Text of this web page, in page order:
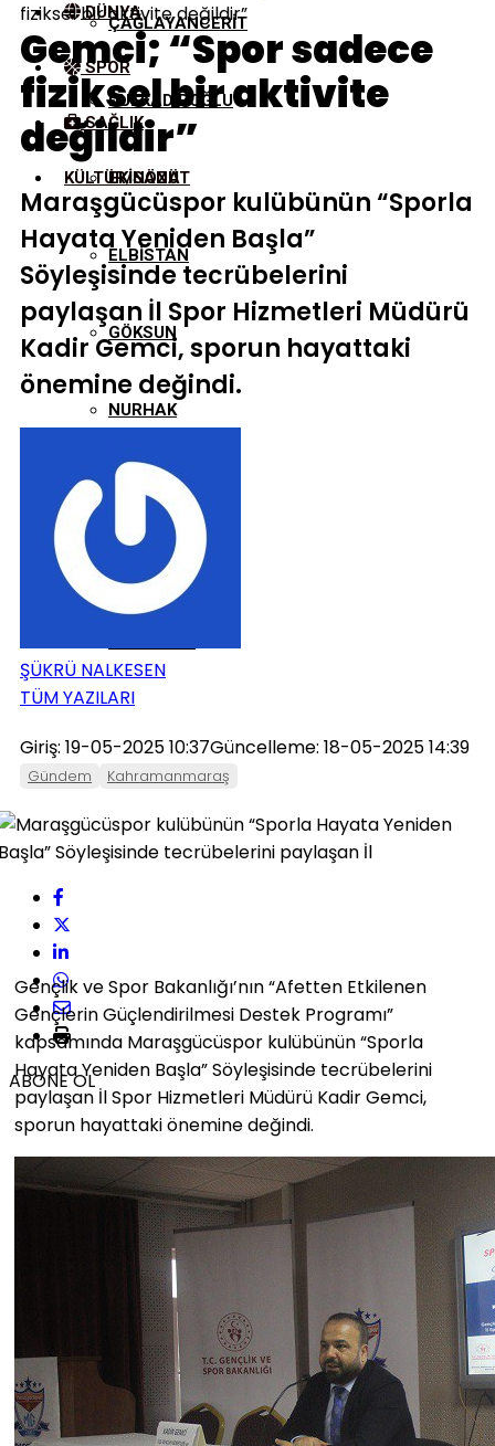
ÇAĞLAYANCERIT
DULKADIROĞLU
EKINÖZÜ
ELBISTAN
GÖKSUN
NURHAK
ONIKIŞUBAT
PAZARCIK
DÜNYA
SPOR
SAĞLIK
KÜLTÜR/SANAT
fiziksel bir aktivite değildir”
Gemci; “Spor sadece
fiziksel bir aktivite
değildir”
Maraşgücüspor kulübünün “Sporla
Hayata Yeniden Başla”
Söyleşisinde tecrübelerini
paylaşan İl Spor Hizmetleri Müdürü
Kadir Gemci, sporun hayattaki
önemine değindi.
ŞÜKRÜ NALKESEN
TÜM YAZILARI
Giriş: 19-05-2025 10:37Güncelleme: 18-05-2025 14:39
Gündem Kahramanmaraş
ABONE OL
Gençlik ve Spor Bakanlığı’nın “Afetten Etkilenen
Gençlerin Güçlendirilmesi Destek Programı”
kapsamında Maraşgücüspor kulübünün “Sporla
Hayata Yeniden Başla” Söyleşisinde tecrübelerini
paylaşan İl Spor Hizmetleri Müdürü Kadir Gemci,
sporun hayattaki önemine değindi.